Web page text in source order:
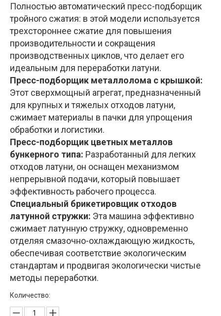
Полностью автоматический пресс-подборщик
тройного сжатия: в этой модели используется
трехстороннее сжатие для повышения
производительности и сокращения
производственных циклов, что делает его
идеальным для переработки латуни.
Пресс-подборщик металлолома с крышкой:
Этот сверхмощный агрегат, предназначенный
для крупных и тяжелых отходов латуни,
сжимает материалы в пачки для упрощения
обработки и логистики.
Пресс-подборщик цветных металлов
бункерного типа: Разработанный для легких
отходов латуни, он оснащен механизмом
непрерывной подачи, который повышает
эффективность рабочего процесса.
Специальный брикетировщик отходов
латунной стружки: Эта машина эффективно
сжимает латунную стружку, одновременно
отделяя смазочно-охлаждающую жидкость,
обеспечивая соответствие экологическим
стандартам и продвигая экологически чистые
методы переработки.
Количество: